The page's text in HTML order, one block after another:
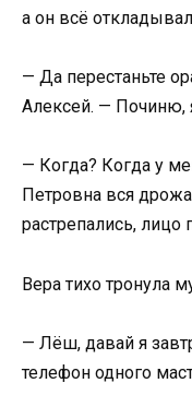
а он всё
— Да перестаньте
Алексей. — Починю,
— Когда? Когда у
Петровна вся
растрепались, лицо
Вера тихо тронула
— Лёш, давай я
телефон одного